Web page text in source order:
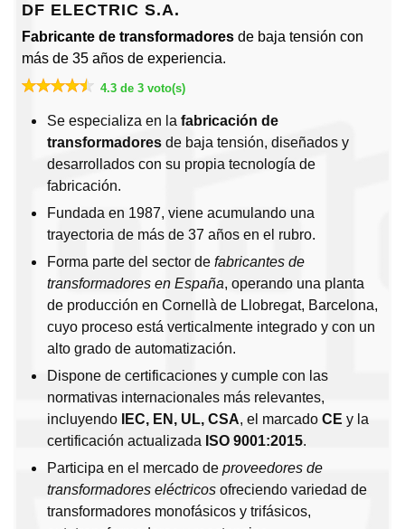
DF ELECTRIC S.A.
Fabricante de transformadores de baja tensión con
más de 35 años de experiencia.
4.3 de 3 voto(s)
Se especializa en la fabricación de
transformadores de baja tensión, diseñados y
desarrollados con su propia tecnología de
fabricación.
Fundada en 1987, viene acumulando una
trayectoria de más de 37 años en el rubro.
Forma parte del sector de fabricantes de
transformadores en España, operando una planta
de producción en Cornellà de Llobregat, Barcelona,
cuyo proceso está verticalmente integrado y con un
alto grado de automatización.
Dispone de certificaciones y cumple con las
normativas internacionales más relevantes,
incluyendo
IEC, EN, UL, CSA, el marcado CE y la
certificación actualizada ISO 9001:2015.
Participa en el mercado de proveedores de
transformadores eléctricos ofreciendo variedad de
transformadores monofásicos y trifásicos,